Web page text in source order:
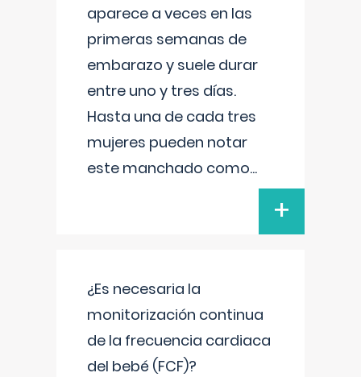
aparece a veces en las
primeras semanas de
embarazo y suele durar
entre uno y tres días.
Hasta una de cada tres
mujeres pueden notar
este manchado como...
+
¿Es necesaria la
monitorización continua
de la frecuencia cardiaca
del bebé (FCF)?